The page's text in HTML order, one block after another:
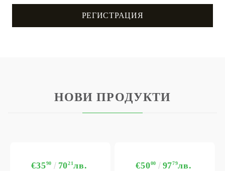
РЕГИСТРАЦИЯ
НОВИ ПРОДУКТИ
€3590 7021лв. €5000 9779лв.